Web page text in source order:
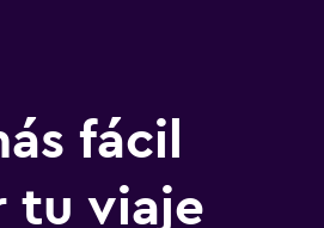
fácil
tu viaje